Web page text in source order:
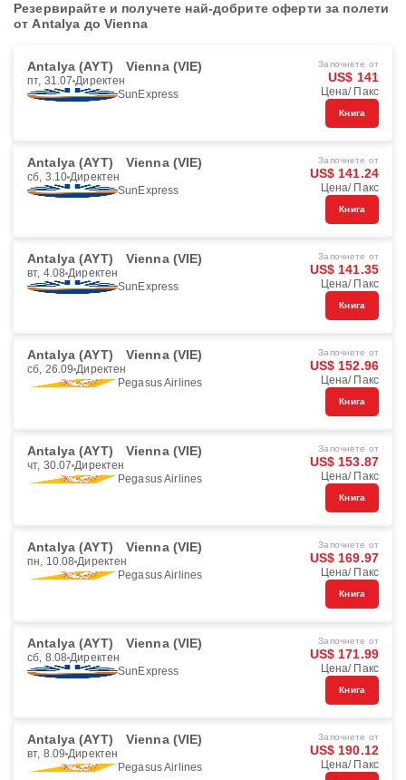
Резервирайте и получете най-добрите оферти за полети
от Antalya до Vienna
Antalya (AYT) Vienna (VIE)
пт, 31.07 Директен
SunExpress
Започнете от
US$ 141
Цена/ Пакс
Книга
Antalya (AYT) Vienna (VIE)
сб, 3.10 Директен
SunExpress
Започнете от
US$ 141.24
Цена/ Пакс
Книга
Antalya (AYT) Vienna (VIE)
вт, 4.08 Директен
SunExpress
Започнете от
US$ 141.35
Цена/ Пакс
Книга
Antalya (AYT) Vienna (VIE)
сб, 26.09 Директен
Pegasus Airlines
Започнете от
US$ 152.96
Цена/ Пакс
Книга
Antalya (AYT) Vienna (VIE)
чт, 30.07 Директен
Pegasus Airlines
Започнете от
US$ 153.87
Цена/ Пакс
Книга
Antalya (AYT) Vienna (VIE)
пн, 10.08 Директен
Pegasus Airlines
Започнете от
US$ 169.97
Цена/ Пакс
Книга
Antalya (AYT) Vienna (VIE)
сб, 8.08 Директен
SunExpress
Започнете от
US$ 171.99
Цена/ Пакс
Книга
Antalya (AYT) Vienna (VIE)
вт, 8.09 Директен
Pegasus Airlines
Започнете от
US$ 190.12
Цена/ Пакс